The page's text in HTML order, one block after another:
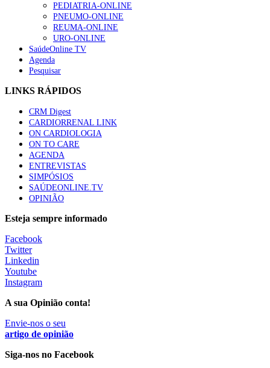
“Os programas de rastreio do cancro do pulmão são
custo-efetivos e representam um investimento
sustentável para os sistemas de saúde”
66 visualizações
Trodelvy aprovado para primeira linha no cancro da
mama triplo negativo metastático em doentes não
elegíveis para inibidores PD-(L)1
61 visualizações
Especialistas defendem mais potássio na alimentação
para ajudar a controlar a hipertensão
57 visualizações
MAIS NOTÍCIAS
Sindicato acusa ULS São João de negar direitos de
parentalidade aos médicos
6 Ago, 2026|0 Comments
Sindicato critica exclusão dos técnicos na criação de novo curso
de emergência pré-hospitalar
PEDIATRIA-ONLINE
PNEUMO-ONLINE
REUMA-ONLINE
URO-ONLINE
SaúdeOnline TV
Agenda
Pesquisar
LINKS RÁPIDOS
CRM Digest
CARDIORRENAL LINK
ON CARDIOLOGIA
ON TO CARE
AGENDA
ENTREVISTAS
SIMPÓSIOS
SAÚDEONLINE.TV
OPINIÃO
Esteja sempre informado
Facebook
Twitter
Linkedin
Youtube
Instagram
A sua Opinião conta!
Envie-nos o seu
artigo de opinião
Siga-nos no Facebook